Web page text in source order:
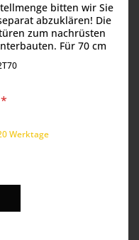
bitten wir Sie
abzuklären! Die
zum nachrüsten
Für 70 cm
Werktage